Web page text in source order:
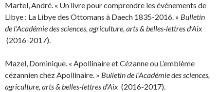
Martel, André. « Un livre pour comprendre les événements de
Libye : La Libye des Ottomans à Daech 1835-2016. » Bulletin
de l’Académie des sciences, agriculture, arts & belles-lettres d’Aix
(2016-2017).
Mazel, Dominique. « Apollinaire et Cézanne ou L’emblème
cézannien chez Apollinaire. » Bulletin de l’Académie des sciences,
agriculture, arts & belles-lettres d’Aix (2016-2017).